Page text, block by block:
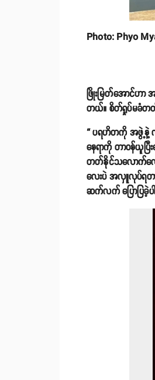
Photo: Phyo
ဖြိုးမြတ်အောင်ဟ
တယ်။ စိတ်ရှုပ်မခံတ
“ ပရဟိတကို အဖွဲ့နဲ့
နေရာကို တာဝန်ယူပ
တတ်နိုင်သလောက်လေ
လေးပဲ အလှူလုပ်ရတာ
ဆက်လက် ပြောပြခဲ့